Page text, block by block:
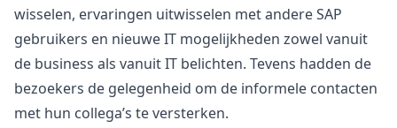
wisselen, ervaringen uitwisselen met andere SAP
gebruikers en nieuwe IT mogelijkheden zowel vanuit
de business als vanuit IT belichten. Tevens hadden de
bezoekers de gelegenheid om de informele contacten
met hun collega’s te versterken.